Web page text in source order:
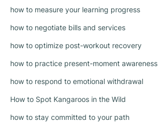
how to measure your learning progress
how to negotiate bills and services
how to optimize post-workout recovery
how to practice present-moment awareness
how to respond to emotional withdrawal
How to Spot Kangaroos in the Wild
how to stay committed to your path